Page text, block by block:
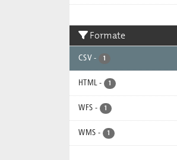
Formate
CSV - 1
HTML - 1
WFS - 1
WMS - 1